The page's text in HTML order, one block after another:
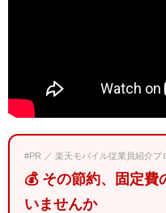
#PR ／ 楽天モバイル従業員紹介プ
💰 その節約、固定費
いませんか